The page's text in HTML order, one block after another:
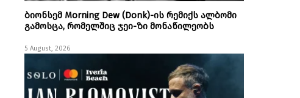
ბიონსემ Morning Dew (Donk)-ის რემიქს ალბომი
გამოსცა, რომელშიც ჯეი-ზი მონაწილეობს
5 August, 2026